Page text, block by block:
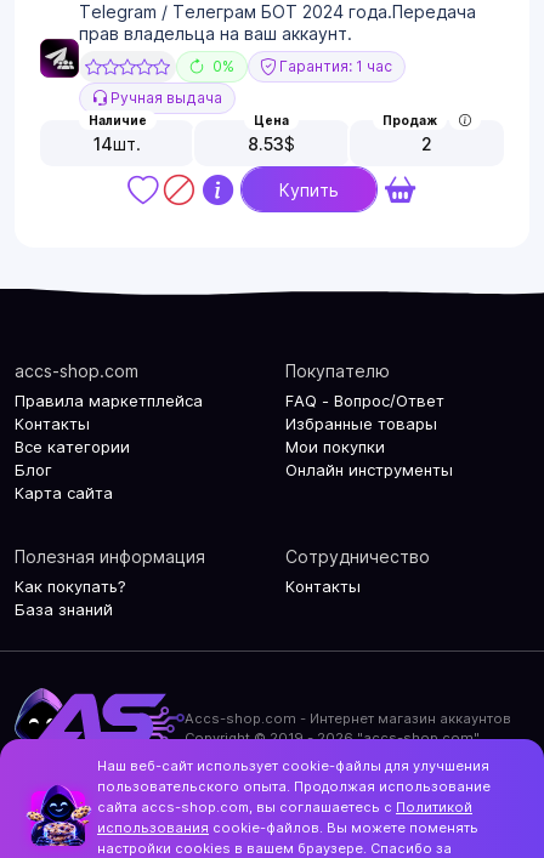
Telegram / Телеграм БОТ 2024 года.Передача
прав владельца на ваш аккаунт.
0%
Гарантия: 1 час
Ручная выдача
Наличие
14шт.
Цена
8.53$
Продаж
2
Купить
accs-shop.com
Правила маркетплейса
Контакты
Все категории
Блог
Карта сайта
Покупателю
FAQ - Вопрос/Ответ
Избранные товары
Мои покупки
Онлайн инструменты
Полезная информация
Как покупать?
База знаний
Сотрудничество
Контакты
Accs-shop.com - Интернет магазин аккаунтов
Copyright © 2019 - 2026 "accs-shop.com"
Политика использования cookie-файлов
Контакты и актуальный адрес сайта
Structo
Дизайн и разработка
Наш веб-сайт использует cookie-файлы для улучшения
пользовательского опыта. Продолжая использование
сайта accs-shop.com, вы соглашаетесь с Политикой
использования cookie-файлов. Вы можете поменять
настройки cookies в вашем браузере. Спасибо за